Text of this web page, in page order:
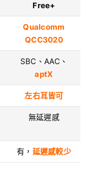
Free+
Qualcomm
QCC3020
SBC、AAC、
aptX
左右耳皆可
無延遲感
有， 延遲感較少